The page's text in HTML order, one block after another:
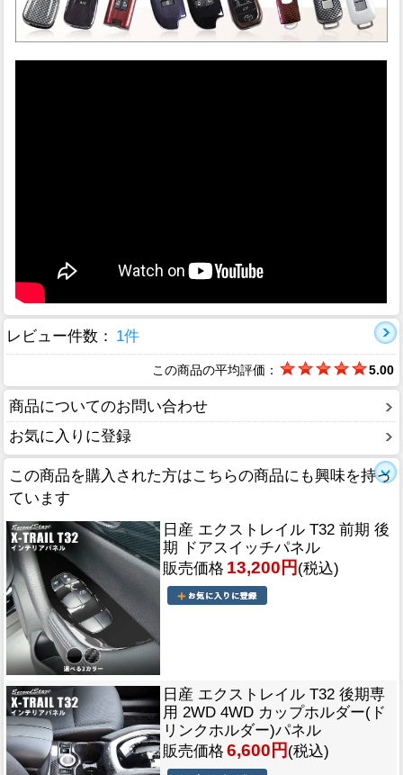
レビュー件数： 1件
この商品の平均評価： 5.00
商品についてのお問い合わせ
お気に入りに登録
この商品を購入された方はこちらの商品にも興味を持っ
ています
日産 エクストレイル T32 前期 後
期 ドアスイッチパネル
販売価格 13,200円 (税込)
日産 エクストレイル T32 後期専
用 2WD 4WD カップホルダー(ド
リンクホルダー)パネル
販売価格 6,600円 (税込)